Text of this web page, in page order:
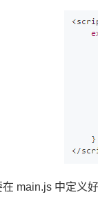
main.js 中定义